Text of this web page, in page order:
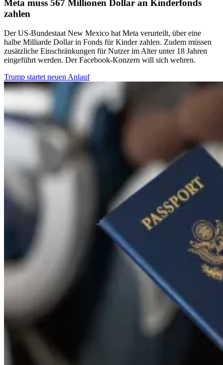
Meta muss 567 Millionen Dollar an Kinderfonds
zahlen
Der US-Bundestaat New Mexico hat Meta verurteilt, über eine
halbe Milliarde Dollar in Fonds für Kinder zahlen. Zudem müssen
zusätzliche Einschränkungen für Nutzer im Alter unter 18 Jahren
eingeführt werden. Der Facebook-Konzern will sich wehren.
Trump startet neuen Anlauf